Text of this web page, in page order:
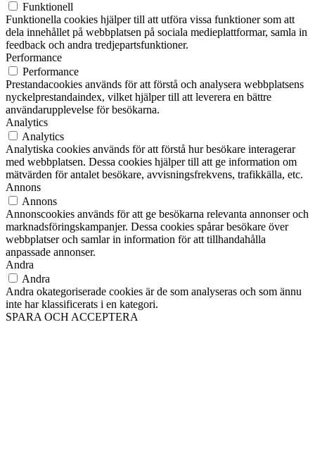
Funktionell
Funktionella cookies hjälper till att utföra vissa funktioner som att
dela innehållet på webbplatsen på sociala medieplattformar, samla in
feedback och andra tredjepartsfunktioner.
Performance
Performance
Prestandacookies används för att förstå och analysera webbplatsens
nyckelprestandaindex, vilket hjälper till att leverera en bättre
användarupplevelse för besökarna.
Analytics
Analytics
Analytiska cookies används för att förstå hur besökare interagerar
med webbplatsen. Dessa cookies hjälper till att ge information om
mätvärden för antalet besökare, avvisningsfrekvens, trafikkälla, etc.
Annons
Annons
Annonscookies används för att ge besökarna relevanta annonser och
marknadsföringskampanjer. Dessa cookies spårar besökare över
webbplatser och samlar in information för att tillhandahålla
anpassade annonser.
Andra
Andra
Andra okategoriserade cookies är de som analyseras och som ännu
inte har klassificerats i en kategori.
SPARA OCH ACCEPTERA